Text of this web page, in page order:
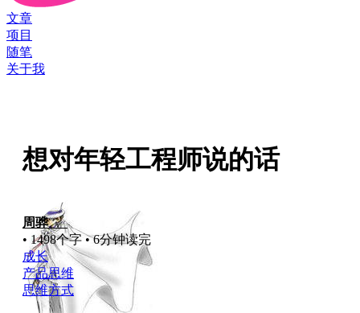
文章
项目
随笔
关于我
想对年轻工程师说的话
周骅 ，
• 1498个字 • 6分钟读完
成长
产品思维
思维方式